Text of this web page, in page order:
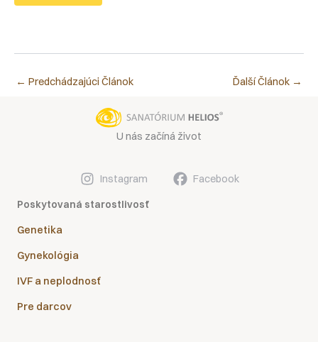
← Predchádzajúci Článok Ďalší Článok →
U nás začíná život
Instagram Facebook
Poskytovaná starostlivosť
Genetika
Gynekológia
IVF a neplodnosť
Pre darcov